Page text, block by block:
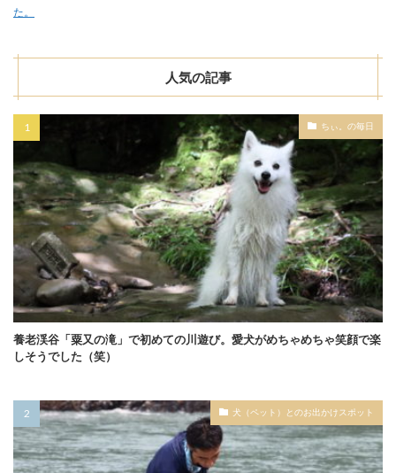
た。
人気の記事
ちぃ。の毎日
養老渓谷「粟又の滝」で初めての川遊び。愛犬がめちゃめちゃ笑顔で楽
しそうでした（笑）
犬（ペット）とのお出かけスポット